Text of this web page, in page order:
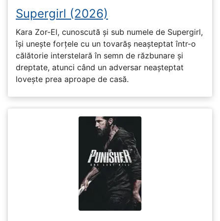
Supergirl (2026)
Kara Zor-El, cunoscută și sub numele de Supergirl,
își unește forțele cu un tovarăș neașteptat într-o
călătorie interstelară în semn de răzbunare și
dreptate, atunci când un adversar neașteptat
lovește prea aproape de casă.